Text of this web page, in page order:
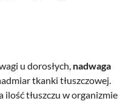
u dorosłych, nadwaga
tkanki tłuszczowej.
ilość tłuszczu w organizmie